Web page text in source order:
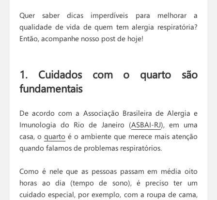
Quer saber dicas imperdíveis para melhorar a
qualidade de vida de quem tem alergia respiratória?
Então, acompanhe nosso post de hoje!
1. Cuidados com o quarto são
fundamentais
De acordo com a Associação Brasileira de Alergia e
Imunologia do Rio de Janeiro (ASBAI-RJ), em uma
casa, oquarto é o ambiente que merece mais atenção
quando falamos de problemas respiratórios.
Como é nele que as pessoas passam em média oito
horas ao dia (tempo de sono), é preciso ter um
cuidado especial, por exemplo, com a roupa de cama,